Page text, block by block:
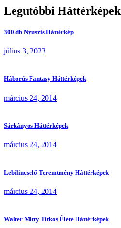
Legutóbbi Háttérképek
300 db Nyuszis Háttérkép
július 3, 2023
Háborús Fantasy Háttérképek
március 24, 2014
Sárkányos Háttérképek
március 24, 2014
Lebilincselő Teremtmény Háttérképek
március 24, 2014
Walter Mitty Titkos Élete Háttérképek